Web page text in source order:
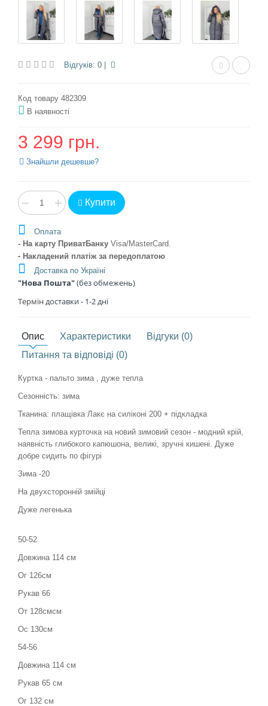
Відгуків: 0
Код товару 482309
В наявності
3 299 грн.
Знайшли дешевше?
− + Купити
Оплата
- На карту ПриватБанку Visa/MasterCard.
- Накладений платіж за передоплатою
Доставка по Україні
"Нова Пошта"(без обмежень)
Терміндоставки - 1-2 дні
Опис Характеристики
Відгуки (0)
Питання та відповіді (0)
Куртка - пальто зима , дуже тепла
Сезонність: зима
Тканина: плащівка Лакє на силіконі 200 + підкладка
Тепла зимова курточка на новий зимовий сезон - модний крій,
наявність глибокого капюшона, великі, зручні кишені. Дуже
добре сидить по фігурі
Зима -20
На двухсторонній змійці
Дуже легенька
50-52
Довжина 114 см
Ог 126см
Рукав 66
От 128смсм
Ос 130см
54-56
Довжина 114 см
Рукав 65 см
Ог 132 см